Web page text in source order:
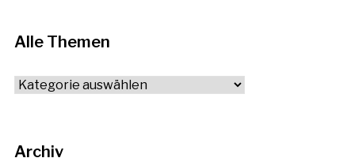
Alle Themen
Alle
Archiv